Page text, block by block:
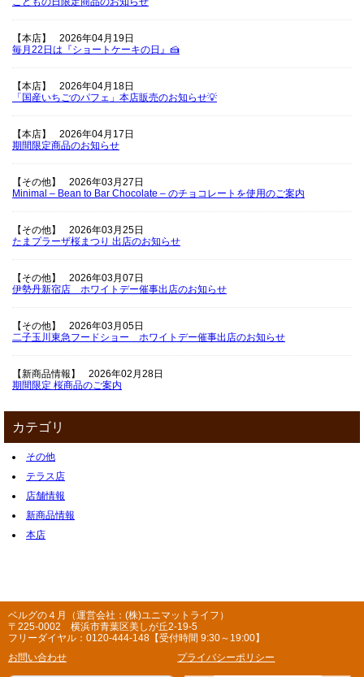
【本店】
2026年04月19日
毎月22日は『ショートケーキの日』🍰
【本店】
2026年04月18日
「国産いちごのパフェ」本店販売のお知らせ💡
【本店】
2026年04月17日
期間限定商品のお知らせ
【その他】
2026年03月27日
Minimal – Bean to Bar Chocolate – のチョコレートを使用のご案内
【その他】
2026年03月25日
たまプラーザ桜まつり 出店のお知らせ
【その他】
2026年03月07日
伊勢丹新宿店 ホワイトデー催事出店のお知らせ
【その他】
2026年03月05日
二子玉川東急フードショー ホワイトデー催事出店のお知らせ
【新商品情報】
2026年02月28日
期間限定 桜商品のご案内
カテゴリ
その他
テラス店
店舗情報
新商品情報
本店
ベルグの４月（運営会社：(株)ユニマットライフ）
〒225-0002 横浜市青葉区美しが丘2-19-5
フリーダイヤル：0120-444-148【受付時間 9:30～19:00】
お問い合わせ
プライバシーポリシー